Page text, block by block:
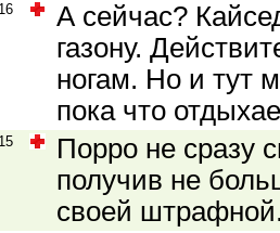
16
А сейчас?
газону.
ногам. Но и тут
пока что
15
Порро не сразу
получив не
своей